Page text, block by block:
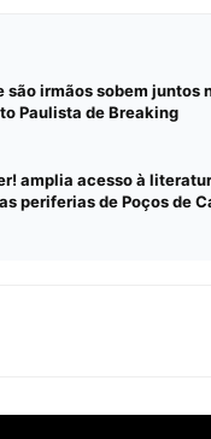
são irmãos sobem juntos
Paulista de Breaking
amplia acesso à
periferias de Poços de